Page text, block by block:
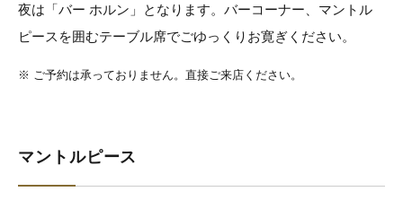
夜は「バー ホルン」となります。バーコーナー、マントル
ピースを囲むテーブル席でごゆっくりお寛ぎください。
※ ご予約は承っておりません。直接ご来店ください。
マントルピース